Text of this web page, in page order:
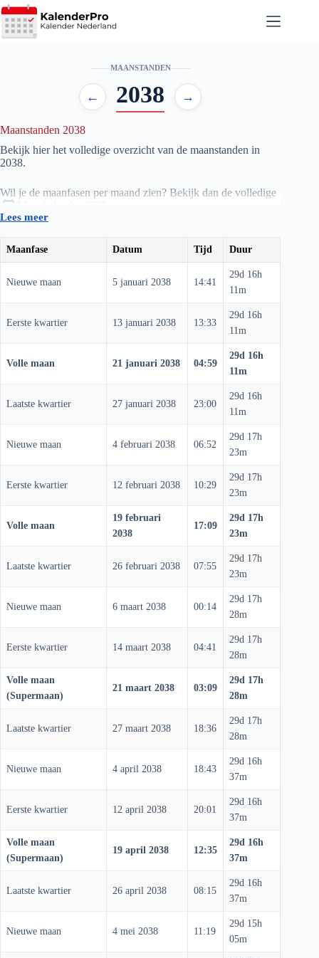
Ga
naar
de
MAANSTANDEN
← 2038 →
Maanstanden 2038
Bekijk hier het volledige overzicht van de maanstanden in
2038.
Wil je de maanfasen per maand zien? Bekijk dan de volledige
Maankalender 2038
De informatie wordt automatisch bijgewerkt, zodat je altijd de
huidige en aankomende fasen van de maan kunt volgen —
van nieuwe maan tot volle maan en alles daartussen.
Lees meer
Maanfase Datum Tijd Duur
Nieuwe maan 5 januari 2038 14:41
29d 16h
11m
Eerste kwartier 13 januari 2038 13:33
29d 16h
11m
Volle maan 21 januari 2038 04:59
29d 16h
11m
Laatste kwartier 27 januari 2038 23:00
29d 16h
11m
Nieuwe maan 4 februari 2038 06:52
29d 17h
23m
Eerste kwartier 12 februari 2038 10:29
29d 17h
23m
Volle maan
19 februari
2038
17:09
29d 17h
23m
Laatste kwartier 26 februari 2038 07:55
29d 17h
23m
Nieuwe maan 6 maart 2038 00:14
29d 17h
28m
Eerste kwartier 14 maart 2038 04:41
29d 17h
28m
Volle maan
(Supermaan)
21 maart 2038 03:09
29d 17h
28m
Laatste kwartier 27 maart 2038 18:36
29d 17h
28m
Nieuwe maan 4 april 2038 18:43
29d 16h
37m
Eerste kwartier 12 april 2038 20:01
29d 16h
37m
Volle maan
(Supermaan)
19 april 2038 12:35
29d 16h
37m
Laatste kwartier 26 april 2038 08:15
29d 16h
37m
Nieuwe maan 4 mei 2038 11:19
29d 15h
05m